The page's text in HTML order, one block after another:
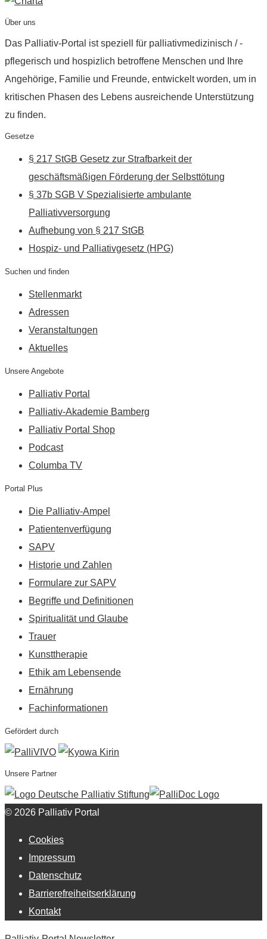
Über uns
Das Palliativ-Portal ist speziell für palliativmedizinisch / -
pflegerisch und hospizlich betroffene Menschen und Ihre
Angehörige, Familie und Freunde, entwickelt worden, um in
kritischen Phasen des Lebens ausreichende Unterstützung
zu finden.
Gesetze
§ 217 StGB Gesetz zur Strafbarkeit der
geschäftsmäßigen Förderung der Selbsttötung
§ 37b SGB V Spezialisierte ambulante
Palliativversorgung
Aufhebung von § 217 StGB
Hospiz- und Palliativgesetz (HPG)
Suchen und finden
Stellenmarkt
Adressen
Veranstaltungen
Aktuelles
Unsere Angebote
Palliativ Portal
Palliativ-Akademie Bamberg
Palliativ Portal Shop
Podcast
Columba TV
Portal Plus
Die Palliativ-Ampel
Patientenverfügung
SAPV
Historie und Zahlen
Formulare zur SAPV
Begriffe und Definitionen
Spiritualität und Glaube
Trauer
Kunsttherapie
Ethik am Lebensende
Ernährung
Fachinformationen
Gefördert durch
Unsere Partner
© 2026 Palliativ Portal
Cookies
Impressum
Datenschutz
Barrierefreiheitserklärung
Kontakt